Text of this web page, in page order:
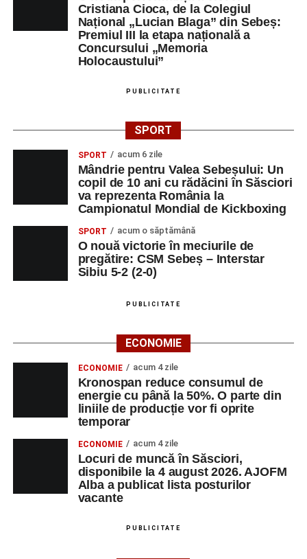
Cristiana Cioca, de la Colegiul
Național „Lucian Blaga” din Sebeș:
Premiul III la etapa națională a
Concursului „Memoria
Holocaustului”
PUBLICITATE
SPORT
SPORT acum 6 zile
Mândrie pentru Valea Sebeșului: Un
copil de 10 ani cu rădăcini în Săsciori
va reprezenta România la
Campionatul Mondial de Kickboxing
SPORT acum o săptămână
O nouă victorie în meciurile de
pregătire: CSM Sebeș – Interstar
Sibiu 5-2 (2-0)
PUBLICITATE
ECONOMIE
ECONOMIE acum 4 zile
Kronospan reduce consumul de
energie cu până la 50%. O parte din
liniile de producție vor fi oprite
temporar
ECONOMIE acum 4 zile
Locuri de muncă în Săsciori,
disponibile la 4 august 2026. AJOFM
Alba a publicat lista posturilor
vacante
PUBLICITATE